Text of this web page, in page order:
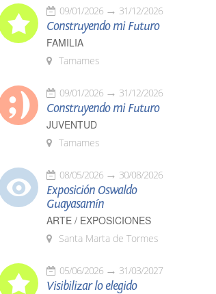
09/01/2026 31/12/2026
Construyendo mi Futuro
FAMILIA
Tamames
09/01/2026 31/12/2026
Construyendo mi Futuro
JUVENTUD
Tamames
08/05/2026 30/08/2026
Exposición Oswaldo
Guayasamín
ARTE / EXPOSICIONES
Santa Marta de Tormes
05/06/2026 31/03/2027
Visibilizar lo elegido